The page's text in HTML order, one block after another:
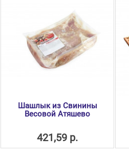
Шашлык из Свинины
Весовой Атяшево
421,59 р.